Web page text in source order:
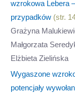
wzrokowa Lebera
przypadków (str.
Grażyna
Małgorzata
Elżbieta Zielińska
Wygaszone
potencjały